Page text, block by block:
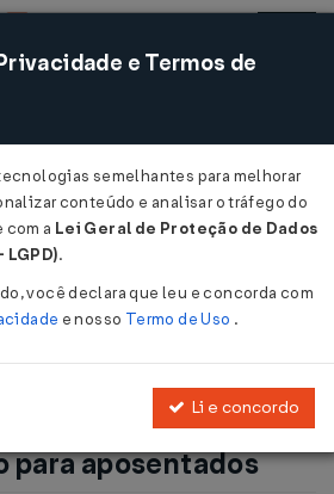
Acessar
Voltar
dos lucros: benefício é
para aposentados
e Termos de
semelhantes para melhorar
conteúdo e analisar o tráfego do
a Lei Geral de Proteção de Dados
LGPD).
você declara que leu e concorda com
e nosso Termo de Uso .
Li e concordo